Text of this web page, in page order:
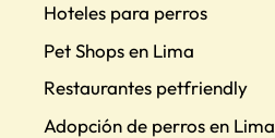
Hoteles para perros
Pet Shops en Lima
Restaurantes petfriendly
Adopción de perros en Lima